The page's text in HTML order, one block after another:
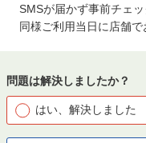
SMSが届かず事前チェ
同様ご利用当日に店舗で
問題は解決しましたか？
はい、解決しました